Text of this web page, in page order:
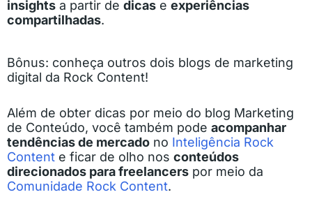
insights a partir de dicas e experiências
compartilhadas.
Bônus: conheça outros dois blogs de marketing
digital da Rock Content!
Além de obter dicas por meio do blog Marketing
de Conteúdo, você também pode acompanhar
tendências de mercado no Inteligência Rock
Content e ficar de olho nos conteúdos
direcionados para freelancers por meio da
Comunidade Rock Content.